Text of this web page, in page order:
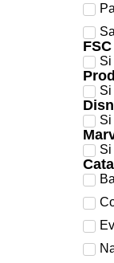
FSC
Si
Si
Si
Si